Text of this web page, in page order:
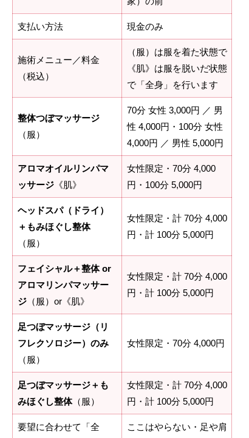
支払い方法 現金のみ
施術メニュー／料金
（税込）
（服）は服を着た状態で
《肌》は服を脱いだ状態
で「全身」を行います
整体つぼマッサージ
（服）
70分 女性 3,000円 ／ 男
性 4,000円・100分 女性
4,000円 ／ 男性 5,000円
アロマオイルリンパマ
ッサージ《肌》
女性限定・70分 4,000
円・100分 5,000円
ヘッドスパ（ドライ）
＋もみほぐし整体
（服）
女性限定・計 70分 4,000
円・計 100分 5,000円
フェイシャル＋整体 or
アロマリンパマッサー
ジ（服）or《肌》
女性限定・計 70分 4,000
円・計 100分 5,000円
足つぼマッサージ（リ
フレクソロジー）のみ
（服）
女性限定・70分 4,000円
足つぼマッサージ＋も
みほぐし整体（服）
女性限定・計 70分 4,000
円・計 100分 5,000円
要望に合わせて「全
ここはやらない・足や肩